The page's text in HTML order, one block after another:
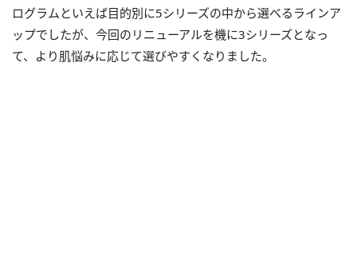
ログラムといえば目的別に5シリーズの中から選べるラインア
ップでしたが、今回のリニューアルを機に3シリーズとなっ
て、より肌悩みに応じて選びやすくなりました。